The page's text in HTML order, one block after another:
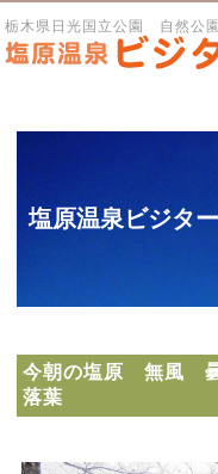
栃木県日光国立公園 自然公
塩原温泉ビジタ
今朝の塩原 無風
落葉